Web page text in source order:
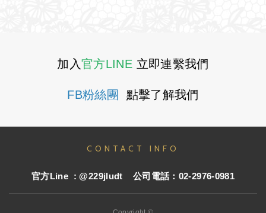
加入官方LINE 立即連繫我們
FB粉絲團 點擊了解我們
CONTACT INFO
官方Line : @229jludt 公司電話：02-2976-0981